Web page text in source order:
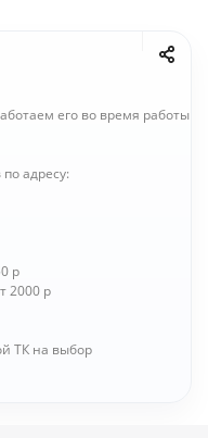
его во время работы
адресу:
р
2000 р
ТК на выбор